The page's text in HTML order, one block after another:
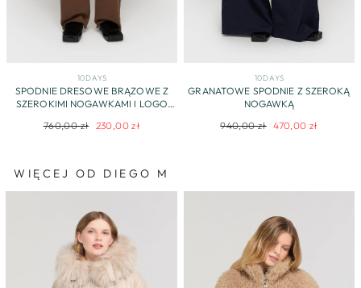
10DAYS
SPODNIE DRESOWE BRĄZOWE Z
SZEROKIMI NOGAWKAMI I LOGO
Regularna
760,00 zł Cena
230,00 zł
10DAYS
GRANATOWE SPODNIE Z SZEROKĄ
NOGAWKĄ
Regularna
940,00 zł Cena
470,00 zł
WIĘCEJ OD DIEGO M